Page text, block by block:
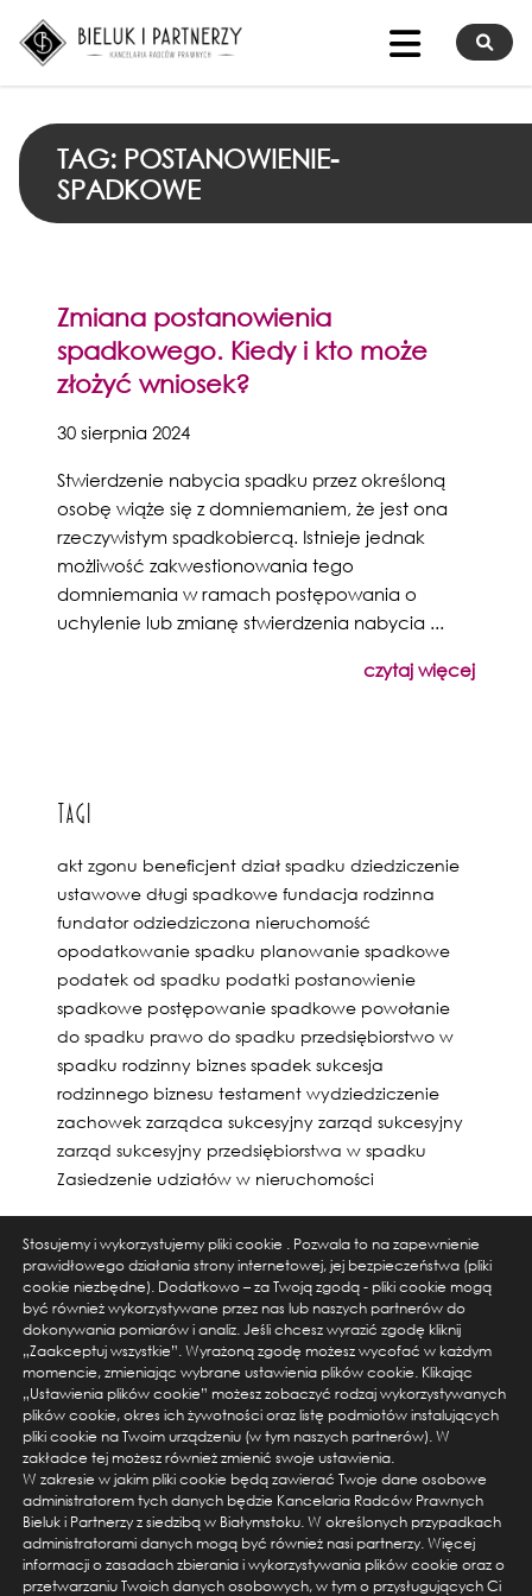
TAG: POSTANOWIENIE-
SPADKOWE
Zmiana postanowienia
spadkowego. Kiedy i kto może
złożyć wniosek?
30 sierpnia 2024
Stwierdzenie nabycia spadku przez określoną
osobę wiąże się z domniemaniem, że jest ona
rzeczywistym spadkobiercą. Istnieje jednak
możliwość zakwestionowania tego
domniemania w ramach postępowania o
uchylenie lub zmianę stwierdzenia nabycia ...
czytaj więcej
Tagi
akt zgonu beneficjent dział spadku dziedziczenie
ustawowe długi spadkowe fundacja rodzinna
fundator odziedziczona nieruchomość
opodatkowanie spadku planowanie spadkowe
podatek od spadku podatki postanowienie
spadkowe postępowanie spadkowe powołanie
do spadku prawo do spadku przedsiębiorstwo w
spadku rodzinny biznes spadek sukcesja
rodzinnego biznesu testament wydziedziczenie
zachowek zarządca sukcesyjny zarząd sukcesyjny
zarząd sukcesyjny przedsiębiorstwa w spadku
Zasiedzenie udziałów w nieruchomości
ul. Warszawska 14 lok. 3, 15-063 Białystok
tel. +48 856674550, email: kancelaria@bieluk.pl
ul. Karolkowa 28/114, 01-207 Warszawa
tel. +48 666555454, email: kancelaria@bieluk.pl
Stosujemy i wykorzystujemy pliki cookie . Pozwala to na zapewnienie
prawidłowego działania strony internetowej, jej bezpieczeństwa (pliki
cookie niezbędne). Dodatkowo – za Twoją zgodą - pliki cookie mogą
być również wykorzystywane przez nas lub naszych partnerów do
dokonywania pomiarów i analiz. Jeśli chcesz wyrazić zgodę kliknij
„Zaakceptuj wszystkie”. Wyrażoną zgodę możesz wycofać w każdym
momencie, zmieniając wybrane ustawienia plików cookie. Klikając
„Ustawienia plików cookie” możesz zobaczyć rodzaj wykorzystywanych
plików cookie, okres ich żywotności oraz listę podmiotów instalujących
pliki cookie na Twoim urządzeniu (w tym naszych partnerów). W
zakładce tej możesz również zmienić swoje ustawienia.
W zakresie w jakim pliki cookie będą zawierać Twoje dane osobowe
administratorem tych danych będzie Kancelaria Radców Prawnych
Bieluk i Partnerzy z siedzibą w Białymstoku. W określonych przypadkach
administratorami danych mogą być również nasi partnerzy. Więcej
informacji o zasadach zbierania i wykorzystywania plików cookie oraz o
przetwarzaniu Twoich danych osobowych, w tym o przysługujących Ci